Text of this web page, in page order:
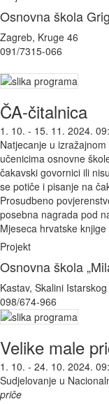
Osnovna škola
Zagreb, Kruge 46
091/7315-066
ČA-čitalnica
1. 10. - 15. 11. 2024.
Natjecanje u
učenicima osnovne
čakavski govornici ili
se potiče i pisanje na
Prosudbeno
posebna nagrada pod
Mjeseca hrvatske knjige
Projekt
Osnovna škola
Kastav, Skalini
098/674-966
Velike male
1. 10. - 24. 10. 2024.
Sudjelovanje u
priče